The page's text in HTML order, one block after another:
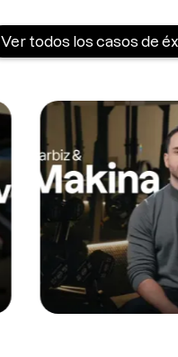
Ver todos los casos de